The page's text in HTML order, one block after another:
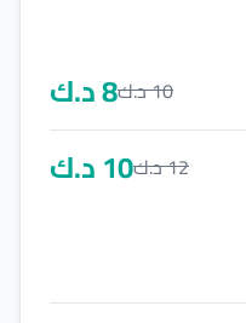
10د.ك8د.ك
12د.ك10د.ك